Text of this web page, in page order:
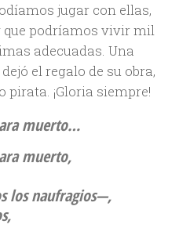
jugar con ellas,
que podríamos vivir mil
adecuadas. Una
el regalo de su obra,
pirata. ¡Gloria siempre!
muerto…
muerto,
los naufragios—,